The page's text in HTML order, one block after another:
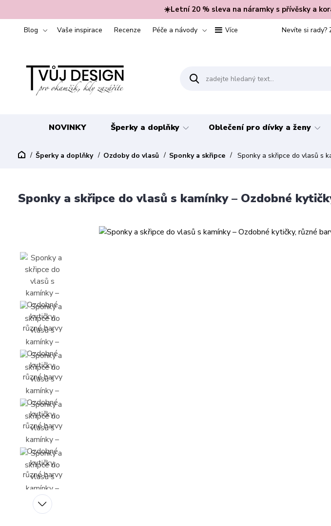
☀️Letní 20 % sleva na náramky s přívěsky a
Blog Vaše inspirace Recenze Péče a návody Více Nevíte si rady?
NOVINKY Šperky a doplňky Oblečení pro dívky a ženy
Šperky a doplňky Ozdoby do vlasů Sponky a skřipce Sponky a skřipce do vlasů s
Sponky a skřipce do vlasů s kamínky – Ozdobné